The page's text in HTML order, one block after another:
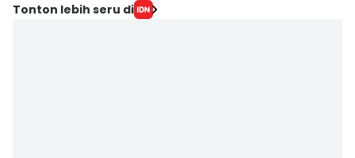
Tonton lebih seru di